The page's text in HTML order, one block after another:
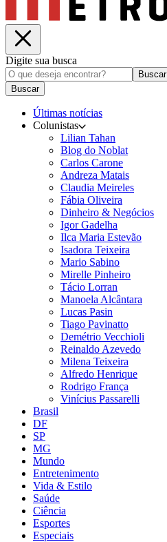
Digite sua busca
Buscar
Buscar
Últimas notícias
Colunistas
Lilian Tahan
Blog do Noblat
Carlos Carone
Andreza Matais
Claudia Meireles
Fábia Oliveira
Dinheiro & Negócios
Igor Gadelha
Ilca Maria Estevão
Isadora Teixeira
Mario Sabino
Mirelle Pinheiro
Tácio Lorran
Manoela Alcântara
Lucas Pasin
Tiago Pavinatto
Demétrio Vecchioli
Reinaldo Azevedo
Milena Teixeira
Alfredo Henrique
Rodrigo França
Vinícius Passarelli
Brasil
DF
SP
MG
Mundo
Entretenimento
Vida & Estilo
Saúde
Ciência
Esportes
Especiais